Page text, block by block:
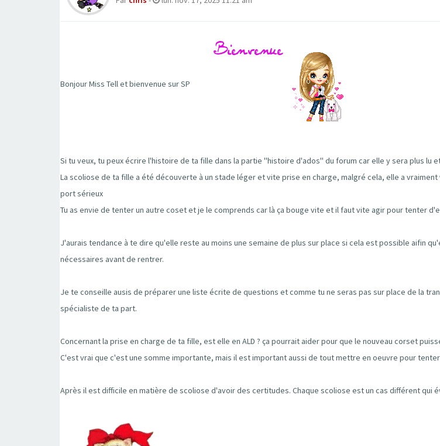
Bonjour Miss Tell et bienvenue sur SP
Si tu veux, tu peux écrire l'histoire de ta fille dans la partie ''histoire d'ados'' du forum car elle y sera plus lu
La scoliose de ta fille a été découverte à un stade léger et vite prise en charge, malgré cela, elle a
port sérieux
Tu as envie de tenter un autre coset et je le comprends car là ça bouge vite et il faut vite agir pour tenter
J'aurais tendance à te dire qu'elle reste au moins une semaine de plus sur place si cela est possible aifin
nécessaires avant de rentrer.
Je te conseille ausis de préparer une liste écrite de questions et comme tu ne seras pas sur place de la
spécialiste de ta part.
Concernant la prise en charge de ta fille, est elle en ALD ? ça pourrait aider pour que le nouveau corset
C'est vrai que c'est une somme importante, mais il est important aussi de tout mettre en oeuvre pour
Après il est difficile en matière de scoliose d'avoir des certitudes. Chaque scoliose est un cas différent qui